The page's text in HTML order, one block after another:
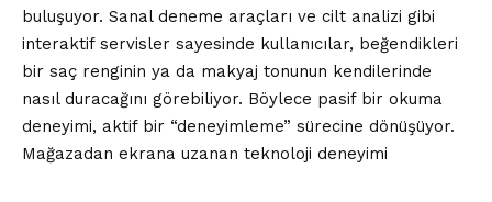
buluşuyor. Sanal deneme araçları ve cilt analizi gibi
interaktif servisler sayesinde kullanıcılar, beğendikleri
bir saç renginin ya da makyaj tonunun kendilerinde
nasıl duracağını görebiliyor. Böylece pasif bir okuma
deneyimi, aktif bir “deneyimleme” sürecine dönüşüyor.
Mağazadan ekrana uzanan teknoloji deneyimi